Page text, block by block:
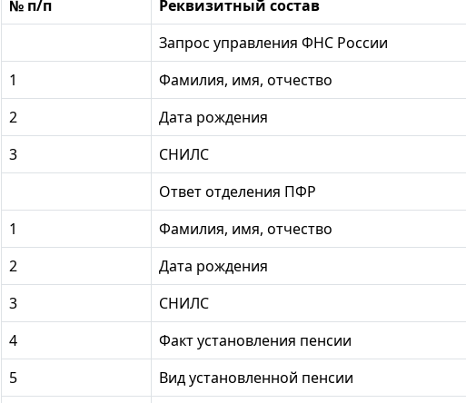
№ п/п
Реквизитный состав
Запрос управления ФНС России
1
Фамилия, имя, отчество
2
Дата рождения
3
СНИЛС
Ответ отделения ПФР
1
Фамилия, имя, отчество
2
Дата рождения
3
СНИЛС
4
Факт установления пенсии
5
Вид установленной пенсии